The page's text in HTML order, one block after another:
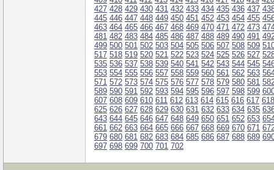
427 428 429 430 431 432 433 434 435 436 437
445 446 447 448 449 450 451 452 453 454 455
463 464 465 466 467 468 469 470 471 472 473
481 482 483 484 485 486 487 488 489 490 491
499 500 501 502 503 504 505 506 507 508 509
517 518 519 520 521 522 523 524 525 526 527
535 536 537 538 539 540 541 542 543 544 545
553 554 555 556 557 558 559 560 561 562 563
571 572 573 574 575 576 577 578 579 580 581
589 590 591 592 593 594 595 596 597 598 599
607 608 609 610 611 612 613 614 615 616 617 618
625 626 627 628 629 630 631 632 633 634 635
643 644 645 646 647 648 649 650 651 652 653
661 662 663 664 665 666 667 668 669 670 671
679 680 681 682 683 684 685 686 687 688 689
697 698 699 700 701 702